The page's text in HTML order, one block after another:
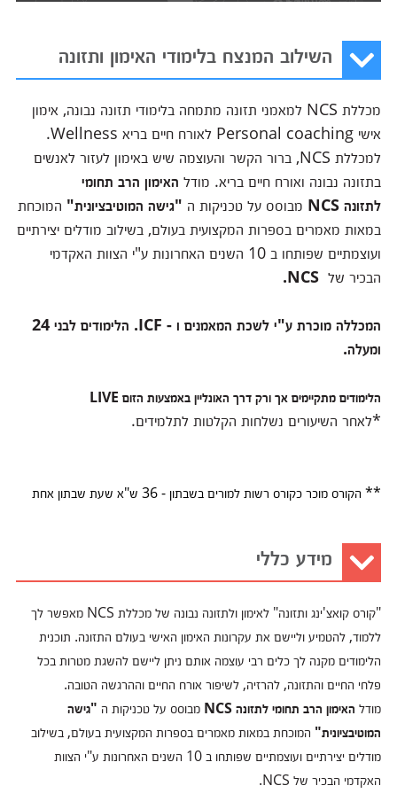
השילוב המנצח בלימודי האימון ותזונה
מכללת NCS למאמני תזונה מתמחה בלימודי תזונה נבונה, אימון
אישי Personal coaching לאורח חיים בריא Wellness.
למכללת NCS, ברור הקשר והעוצמה שיש באימון לעזור לאנשים
בתזונה נבונה ואורח חיים בריא. מודל האימון הרב תחומי
לתזונה NCS מבוסס על טכניקות ה "גישה המוטיבציונית" המוכחת
במאות מאמרים בספרות המקצועית בעולם, בשילוב מודלים יצירתיים
ועוצמתיים שפותחו ב 10 השנים האחרונות ע"י הצוות האקדמי
הבכיר של NCS.
המכללה מוכרת ע"י לשכת המאמנים ו - ICF​. הלימודים לבני 24
ומעלה.
הלימודים מתקיימים אך ורק דרך האונליין באמצעות הזום LIVE
*לאחר השיעורים נשלחות הקלטות לתלמידים.
** הקורס מוכר כקורס רשות למורים בשבתון - 36 ש"א שעת שבתון אחת
מידע כללי
"קורס קואצ'ינג ותזונה"
לאימון ולתזונה נבונה של מכללת NCS מאפשר לך
ללמוד, להטמיע וליישם את עקרונות האימון האישי בעולם התזונה. תוכנית
הלימודים מקנה לך כלים רבי עוצמה אותם ניתן ליישם להשגת מטרות בכל
פלחי החיים והתזונה, להרזיה, לשיפור אורח החיים וההרגשה הטובה.
מודל האימון הרב תחומי לתזונהNCS מבוסס על טכניקות ה"גישה
המוטיבציונית" המוכחת במאות מאמרים בספרות המקצועית בעולם, בשילוב
מודלים יצירתיים ועוצמתיים שפותחו ב 10 השנים האחרונות ע"י הצוות
האקדמי הבכיר של NCS.